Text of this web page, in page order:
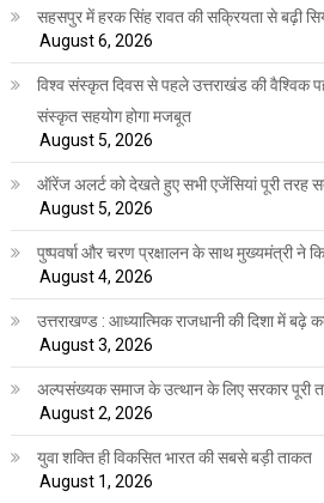
सहसपुर में हरक सिंह रावत की सक्रियता से बढ़ी
August 6, 2026
विश्व संस्कृत दिवस से पहले उत्तराखंड की वैश्विक
संस्कृत सहयोग होगा मजबूत
August 5, 2026
ऑरेंज अलर्ट को देखते हुए सभी एजेंसियां पूरी तरह
August 5, 2026
पुष्पवर्षा और चरण प्रक्षालन के साथ मुख्यमंत्री ने
August 4, 2026
उत्तराखण्ड : आध्यात्मिक राजधानी की दिशा में बढ़े
August 3, 2026
अल्पसंख्यक समाज के उत्थान के लिए सरकार पूरी
August 2, 2026
युवा शक्ति ही विकसित भारत की सबसे बड़ी ताकत
August 1, 2026